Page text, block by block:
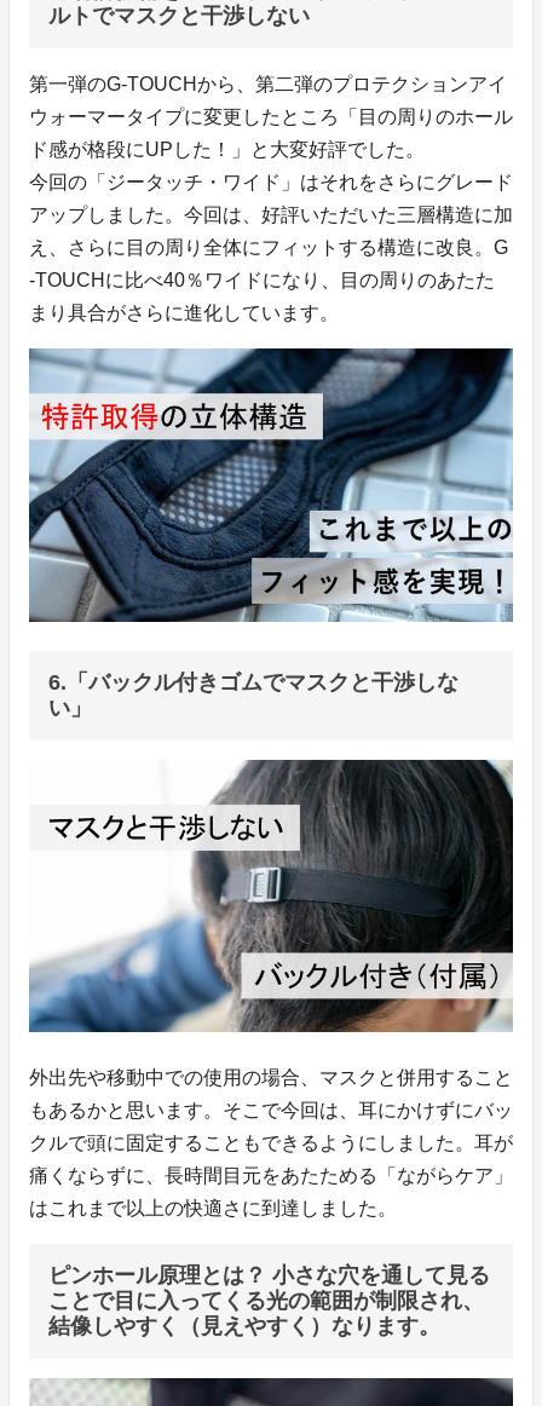
ルトでマスクと干渉しない
第一弾のG-TOUCHから、第二弾のプロテクションアイ
ウォーマータイプに変更したところ「目の周りのホール
ド感が格段にUPした！」と大変好評でした。
今回の「ジータッチ・ワイド」はそれをさらにグレード
アップしました。今回は、好評いただいた三層構造に加
え、さらに目の周り全体にフィットする構造に改良。G
-TOUCHに比べ40％ワイドになり、目の周りのあたた
まり具合がさらに進化しています。
6.「バックル付きゴムでマスクと干渉しな
い」
外出先や移動中での使用の場合、マスクと併用すること
もあるかと思います。そこで今回は、耳にかけずにバッ
クルで頭に固定することもできるようにしました。耳が
痛くならずに、長時間目元をあたためる「ながらケア」
はこれまで以上の快適さに到達しました。
ピンホール原理とは？ 小さな穴を通して見る
ことで目に入ってくる光の範囲が制限され、
結像しやすく（見えやすく）なります。